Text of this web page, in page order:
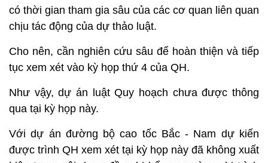
có thời gian tham gia sâu của các cơ quan liên quan
chịu tác động của dự thảo luật.
Cho nên, cần nghiên cứu sâu để hoàn thiện và tiếp
tục xem xét vào kỳ họp thứ 4 của QH.
Như vậy, dự án luật Quy hoạch chưa được thông
qua tại kỳ họp này.
Với dự án đường bộ cao tốc Bắc - Nam dự kiến
được trình QH xem xét tại kỳ họp này đã không xuất